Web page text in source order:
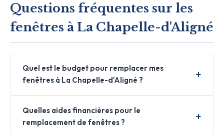
Questions fréquentes sur les
fenêtres à La Chapelle-d'Aligné
Quel est le budget pour remplacer mes
fenêtres à La Chapelle-d'Aligné ?
Quelles aides financières pour le
remplacement de fenêtres ?